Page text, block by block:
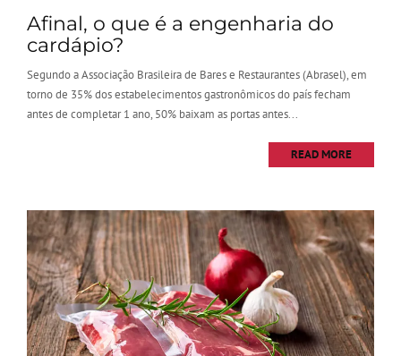
Afinal, o que é a engenharia do
cardápio?
Segundo a Associação Brasileira de Bares e Restaurantes (Abrasel), em
torno de 35% dos estabelecimentos gastronômicos do país fecham
antes de completar 1 ano, 50% baixam as portas antes...
READ MORE